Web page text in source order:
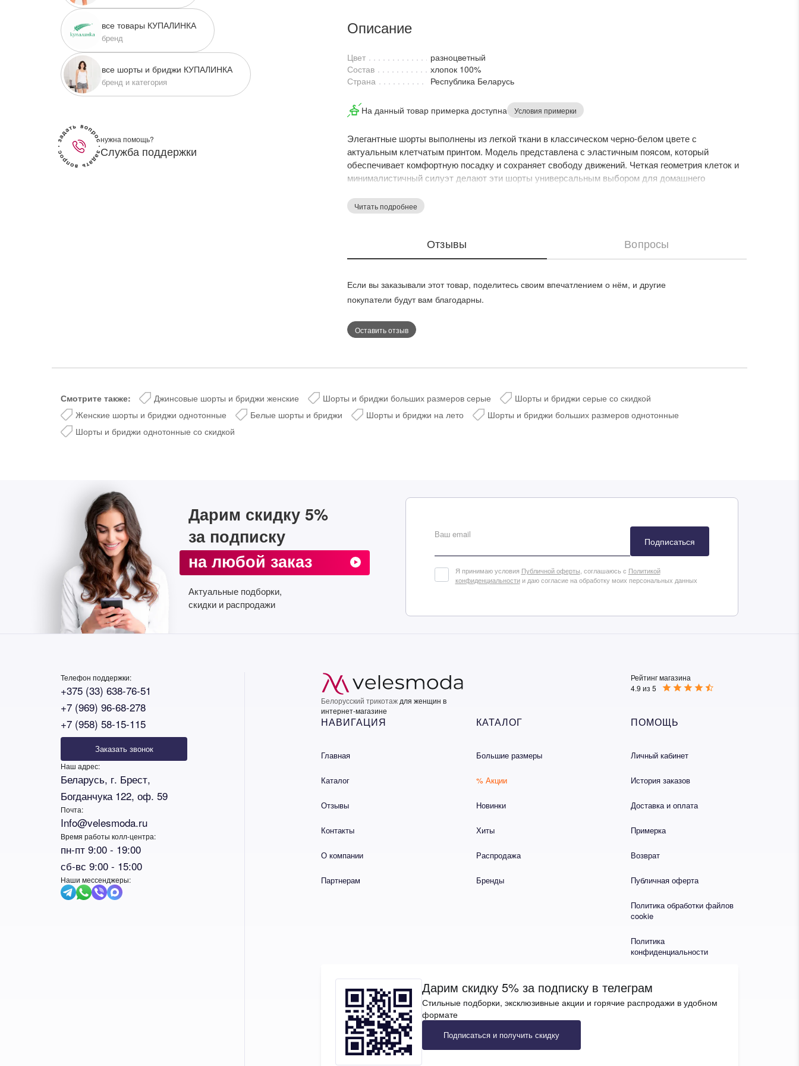
в WhatsApp
в Telegram
все товары КУПАЛИНКА
бренд
все шорты и бриджи КУПАЛИНКА
бренд и категория
нужна помощь?
Служба поддержки
Рост:
Описание
Цвет
разноцветный
Состав
хлопок 100%
Страна
Республика Беларусь
На данный товар примерка доступна Условия примерки
Элегантные шорты выполнены из легкой ткани в классическом черно-белом цвете с
актуальным клетчатым принтом. Модель представлена с эластичным поясом, который
обеспечивает комфортную посадку и сохраняет свободу движений. Четкая геометрия клеток и
минималистичный силуэт делают эти шорты универсальным выбором для домашнего
Читать подробнее
Отзывы Вопросы
Если вы заказывали этот товар, поделитесь своим впечатлением о нём, и другие
покупатели будут вам благодарны.
Оставить отзыв
Смотрите также: Джинсовые шорты и бриджи женские Шорты и бриджи больших размеров серые
Шорты и бриджи серые со скидкой
Женские шорты и бриджи однотонные
Белые шорты и бриджи Шорты и бриджи на лето
Шорты и бриджи больших размеров однотонные
Шорты и бриджи однотонные со скидкой
Дарим скидку 5%
за подписку
на любой заказ
Актуальные подборки,
скидки и распродажи
Ваш email
Подписаться
Я принимаю условия Публичной оферты , соглашаюсь с Политикой
конфиденциальностии даю согласие на обработку моих персональных данных
Телефон поддержки:
+375 (33) 638-76-51
+7 (969) 96-68-278
+7 (958) 58-15-115
Заказать звонок
Наш адрес:
Беларусь, г. Брест,
Богданчука 122, оф. 59
Почта:
Info@velesmoda.ru
Время работы колл-центра:
пн-пт 9:00 - 19:00
сб-вс 9:00 - 15:00
Наши мессенджеры:
Белорусский трикотаж для женщин в
интернет-магазине
Рейтинг магазина
4.9 из 5
НАВИГАЦИЯ
Главная
Каталог
Отзывы
Контакты
О компании
Партнерам
КАТАЛОГ
Большие размеры
% Акции
Новинки
Хиты
Распродажа
Бренды
ПОМОЩЬ
Личный кабинет
История заказов
Доставка и оплата
Примерка
Возврат
Публичная оферта
Политика обработки файлов
cookie
Политика
конфиденциальности
Дарим скидку 5% за подписку в телеграм
Стильные подборки, эксклюзивные акции и горячие распродажи в удобном
формате
Подписаться и получить скидку
Товар добавлен
Дарим скидку 5%
телеграм-канал